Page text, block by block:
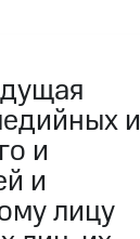
и
и
и
лицу